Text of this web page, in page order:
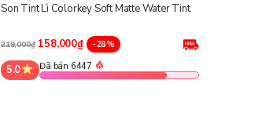
Son Tint Lì Colorkey Soft Matte Water Tint
219,000₫ 158,000₫ -28%
5.0 Đã bán 6447